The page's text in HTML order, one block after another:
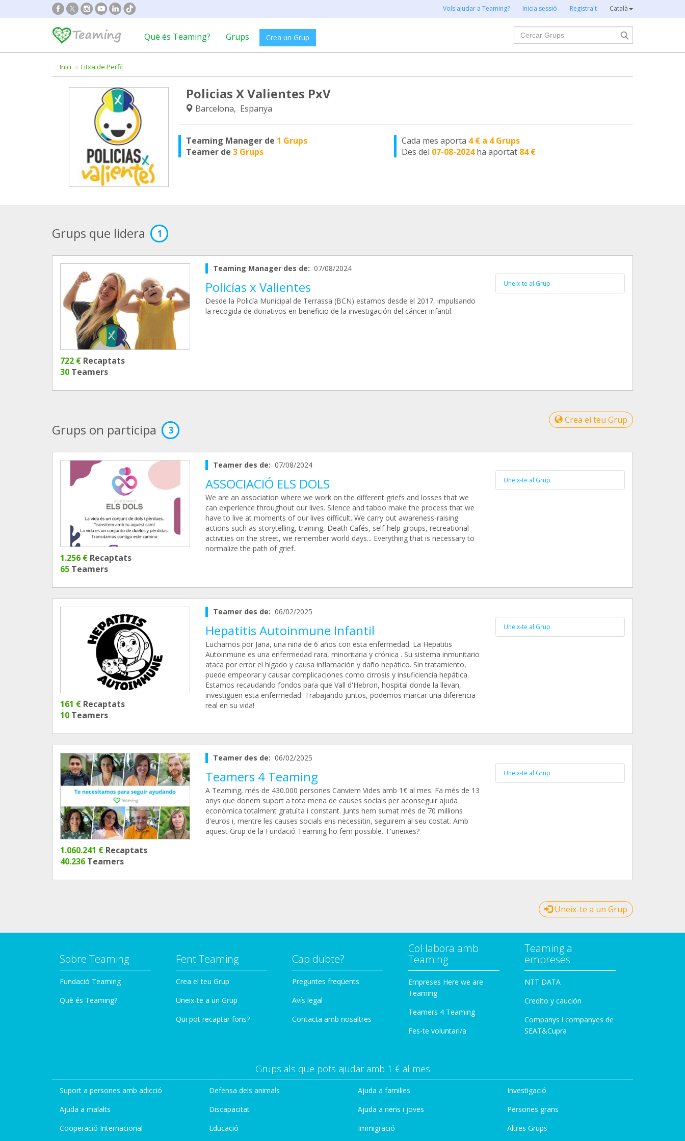
Vols ajudar a Teaming? Inicia sessió Registra't Català
Què és Teaming? Grups Crea un Grup
Cercar
Inici Fitxa de Perfil
Policias X Valientes PxV
Barcelona, Espanya
Teaming Manager de 1 Grups
Teamer de 3 Grups
Cada mes aporta 4 € a 4 Grups
Des del 07-08-2024 ha aportat 84 €
Grups que lidera 1
722 € Recaptats
30 Teamers
Teaming Manager des de: 07/08/2024
Policías x Valientes
Desde la Policía Municipal de Terrassa (BCN) estamos desde el 2017, impulsando
la recogida de donativos en beneficio de la investigación del cáncer infantil.
Uneix-te al Grup
Crea el teu Grup
Grups on participa 3
1.256 € Recaptats
65 Teamers
Teamer des de: 07/08/2024
ASSOCIACIÓ ELS DOLS
We are an association where we work on the different griefs and losses that we
can experience throughout our lives. Silence and taboo make the process that we
have to live at moments of our lives difficult. We carry out awareness-raising
actions such as storytelling, training, Death Cafés, self-help groups, recreational
activities on the street, we remember world days... Everything that is necessary to
normalize the path of grief.
Uneix-te al Grup
161 € Recaptats
10 Teamers
Teamer des de: 06/02/2025
Hepatitis Autoinmune Infantil
Luchamos por Jana, una niña de 6 años con esta enfermedad. La Hepatitis
Autoinmune es una enfermedad rara, minoritaria y crónica . Su sistema inmunitario
ataca por error el hígado y causa inflamación y daño hepático. Sin tratamiento,
puede empeorar y causar complicaciones como cirrosis y insuficiencia hepática.
Estamos recaudando fondos para que Vall d'Hebron, hospital donde la llevan,
investiguen esta enfermedad. Trabajando juntos, podemos marcar una diferencia
real en su vida!
Uneix-te al Grup
1.060.241 € Recaptats
40.236 Teamers
Teamer des de: 06/02/2025
Teamers 4 Teaming
A Teaming, més de 430.000 persones Canviem Vides amb 1€ al mes. Fa més de 13
anys que donem suport a tota mena de causes socials per aconseguir ajuda
econòmica totalment gratuïta i constant. Junts hem sumat més de 70 millions
d'euros i, mentre les causes socials ens necessitin, seguirem al seu costat. Amb
aquest Grup de la Fundació Teaming ho fem possible. T'uneixes?
Uneix-te al Grup
Uneix-te a un Grup
Sobre Teaming
Fundació Teaming
Què és Teaming?
Fent Teaming
Crea el teu Grup
Uneix-te a un Grup
Qui pot recaptar fons?
Cap dubte?
Preguntes freqüents
Avís legal
Contacta amb nosaltres
Col·labora amb
Teaming
Empreses Here we are
Teaming
Teamers 4 Teaming
Fes-te voluntari/a
Teaming a
empreses
NTT DATA
Credito y caución
Companys i companyes de
SEAT&Cupra
Grups als que pots ajudar amb 1 € al mes
Suport a persones amb adicció
Ajuda a malalts
Cooperació Internacional
Defensa dels animals
Discapacitat
Educació
Ajuda a families
Ajuda a nens i joves
Immigració
Investigació
Persones grans
Altres Grups